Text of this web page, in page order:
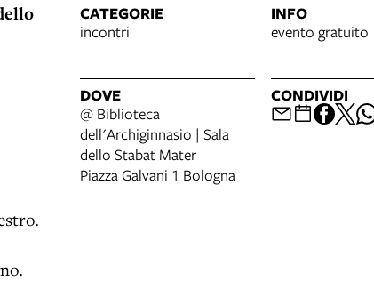
CATEGORIE
incontri
INFO
evento gratuito
DOVE
@ Biblioteca
dell'Archiginnasio | Sala
dello Stabat Mater
Piazza Galvani 1 Bologna
CONDIVIDI